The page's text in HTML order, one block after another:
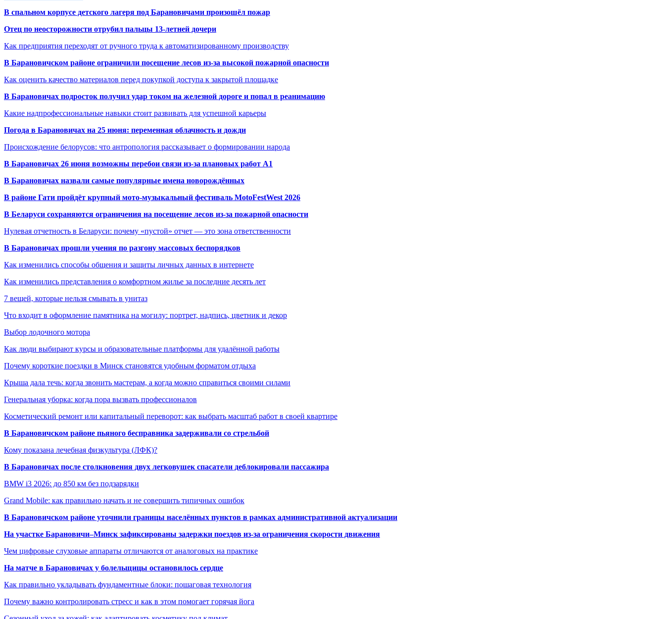
В спальном корпусе детского лагеря под Барановичами произошёл пожар
Отец по неосторожности отрубил пальцы 13-летней дочери
Как предприятия переходят от ручного труда к автоматизированному производству
В Барановичском районе ограничили посещение лесов из-за высокой пожарной опасности
Как оценить качество материалов перед покупкой доступа к закрытой площадке
В Барановичах подросток получил удар током на железной дороге и попал в реанимацию
Какие надпрофессиональные навыки стоит развивать для успешной карьеры
Погода в Барановичах на 25 июня: переменная облачность и дожди
Происхождение белорусов: что антропология рассказывает о формировании народа
В Барановичах 26 июня возможны перебои связи из-за плановых работ A1
В Барановичах назвали самые популярные имена новорождённых
В районе Гати пройдёт крупный мото-музыкальный фестиваль MotoFestWest 2026
В Беларуси сохраняются ограничения на посещение лесов из-за пожарной опасности
Нулевая отчетность в Беларуси: почему «пустой» отчет — это зона ответственности
В Барановичах прошли учения по разгону массовых беспорядков
Как изменились способы общения и защиты личных данных в интернете
Как изменились представления о комфортном жилье за последние десять лет
7 вещей, которые нельзя смывать в унитаз
Что входит в оформление памятника на могилу: портрет, надпись, цветник и декор
Выбор лодочного мотора
Как люди выбирают курсы и образовательные платформы для удалённой работы
Почему короткие поездки в Минск становятся удобным форматом отдыха
Крыша дала течь: когда звонить мастерам, а когда можно справиться своими силами
Генеральная уборка: когда пора вызвать профессионалов
Косметический ремонт или капитальный переворот: как выбрать масштаб работ в своей квартире
В Барановичском районе пьяного бесправника задерживали со стрельбой
Кому показана лечебная физкультура (ЛФК)?
В Барановичах после столкновения двух легковушек спасатели деблокировали пассажира
BMW i3 2026: до 850 км без подзарядки
Grand Mobile: как правильно начать и не совершить типичных ошибок
В Барановичском районе уточнили границы населённых пунктов в рамках административной актуализации
На участке Барановичи–Минск зафиксированы задержки поездов из-за ограничения скорости движения
Чем цифровые слуховые аппараты отличаются от аналоговых на практике
На матче в Барановичах у болельщицы остановилось сердце
Как правильно укладывать фундаментные блоки: пошаговая технология
Почему важно контролировать стресс и как в этом помогает горячая йога